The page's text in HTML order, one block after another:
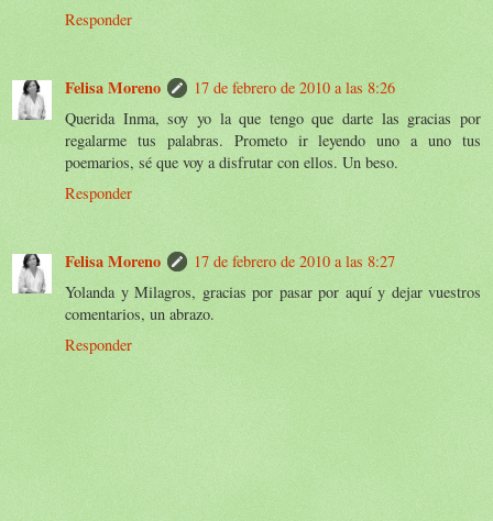
Responder
Felisa Moreno
17 de febrero de 2010 a las 8:26
Querida Inma, soy yo la que tengo que darte las gracias por
regalarme tus palabras. Prometo ir leyendo uno a uno tus
poemarios, sé que voy a disfrutar con ellos. Un beso.
Responder
Felisa Moreno
17 de febrero de 2010 a las 8:27
Yolanda y Milagros, gracias por pasar por aquí y dejar vuestros
comentarios, un abrazo.
Responder